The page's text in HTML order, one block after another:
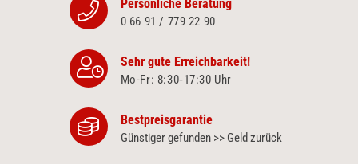
Persönliche Beratung
0 66 91 / 779 22 90
Sehr gute Erreichbarkeit!
Mo-Fr: 8:30‑17:30 Uhr
Bestpreisgarantie
Günstiger gefunden >> Geld zurück